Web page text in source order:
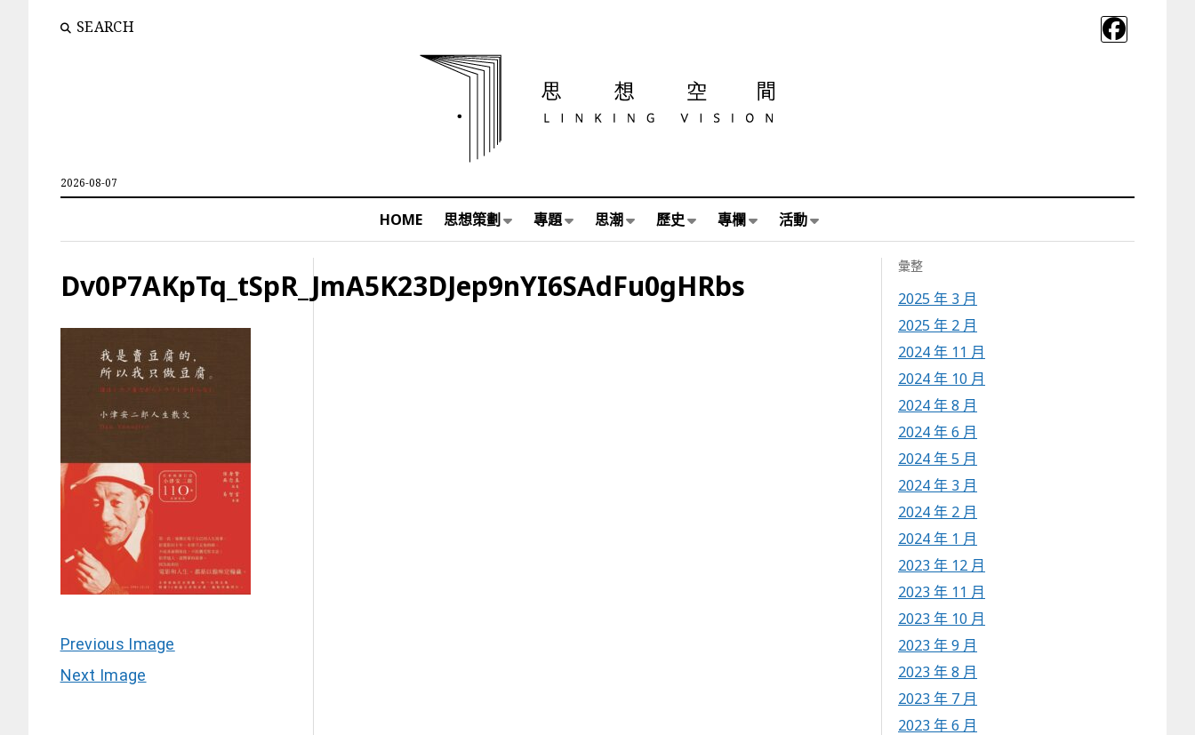
SEARCH
2026-08-07
HOME 思想策劃 專題 思潮 歷史 專欄 活動
Dv0P7AKpTq_tSpR_JmA5K23DJep9nYI6SAdFu0gHRbs
Previous Image
Next Image
彙整
2025 年 3 月
2025 年 2 月
2024 年 11 月
2024 年 10 月
2024 年 8 月
2024 年 6 月
2024 年 5 月
2024 年 3 月
2024 年 2 月
2024 年 1 月
2023 年 12 月
2023 年 11 月
2023 年 10 月
2023 年 9 月
2023 年 8 月
2023 年 7 月
2023 年 6 月